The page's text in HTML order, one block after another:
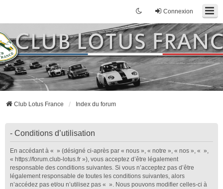
Connexion
Club Lotus France Index du forum
- Conditions d’utilisation
En accédant à « » (désigné ci-après par « nous », « notre », « nos », « »,
« https://forum.club-lotus.fr »), vous acceptez d’être légalement
responsable des conditions suivantes. Si vous n’acceptez pas d’être
légalement responsable de toutes les conditions suivantes, alors
n’accédez pas et/ou n’utilisez pas « ». Nous pouvons modifier celles-ci à